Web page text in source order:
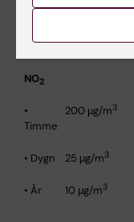
1
NO2
•
Timme
200 μg/m3
• Dygn 25 μg/m3
• År 10 μg/m3